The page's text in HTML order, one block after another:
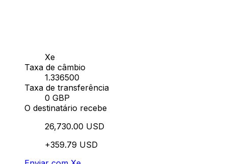
Xe
Taxa de câmbio
1.336500
Taxa de transferência
0 GBP
O destinatário recebe
26,730.00 USD
+359.79 USD